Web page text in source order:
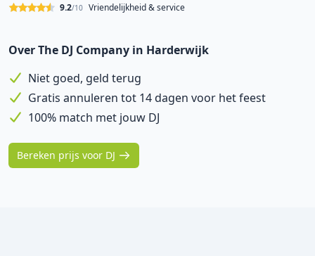
Vriendelijkheid & service
9.2/10
Over The DJ Company in Harderwijk
Niet goed, geld terug
Gratis annuleren tot 14 dagen voor het feest
100% match met jouw DJ
Bereken prijs voor DJ